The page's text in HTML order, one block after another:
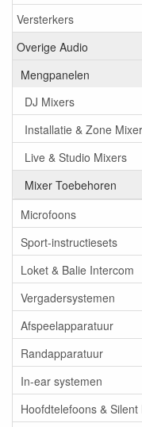
Versterkers
Overige Audio
Mengpanelen
DJ Mixers
Installatie & Zone
Live & Studio Mixers
Mixer Toebehoren
Microfoons
Sport-instructiesets
Loket & Balie Intercom
Vergadersystemen
Afspeelapparatuur
Randapparatuur
In-ear systemen
Hoofdtelefoons & Silent